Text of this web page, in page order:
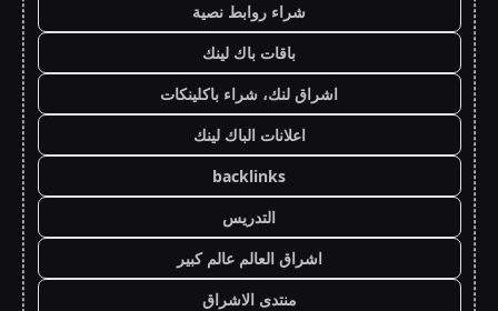
شراء روابط نصية
باقات باك لينك
اشراق لنك، شراء باكلينكات
اعلانات الباك لينك
backlinks
التدريس
اشراق العالم عالم كبير
منتدى الاشراق